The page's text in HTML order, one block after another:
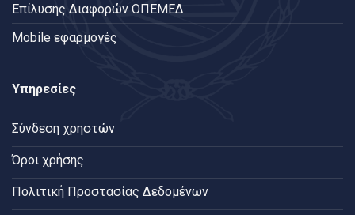
Επίλυσης Διαφορών ΟΠΕΜΕΔ
Mobile εφαρμογές
Υπηρεσίες
Σύνδεση χρηστών
Όροι χρήσης
Πολιτική Προστασίας Δεδομένων